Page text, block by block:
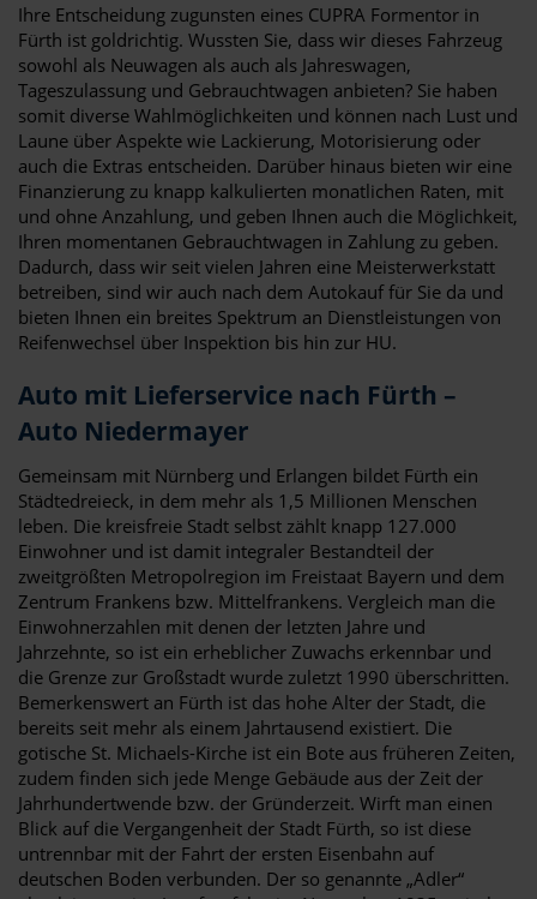
Ihre Entscheidung zugunsten eines CUPRA Formentor in
Fürth ist goldrichtig. Wussten Sie, dass wir dieses Fahrzeug
sowohl als Neuwagen als auch als Jahreswagen,
Tageszulassung und Gebrauchtwagen anbieten? Sie haben
somit diverse Wahlmöglichkeiten und können nach Lust und
Laune über Aspekte wie Lackierung, Motorisierung oder
auch die Extras entscheiden. Darüber hinaus bieten wir eine
Finanzierung zu knapp kalkulierten monatlichen Raten, mit
und ohne Anzahlung, und geben Ihnen auch die Möglichkeit,
Ihren momentanen Gebrauchtwagen in Zahlung zu geben.
Dadurch, dass wir seit vielen Jahren eine Meisterwerkstatt
betreiben, sind wir auch nach dem Autokauf für Sie da und
bieten Ihnen ein breites Spektrum an Dienstleistungen von
Reifenwechsel über Inspektion bis hin zur HU.
Auto mit Lieferservice nach Fürth –
Auto Niedermayer
Gemeinsam mit Nürnberg und Erlangen bildet Fürth ein
Städtedreieck, in dem mehr als 1,5 Millionen Menschen
leben. Die kreisfreie Stadt selbst zählt knapp 127.000
Einwohner und ist damit integraler Bestandteil der
zweitgrößten Metropolregion im Freistaat Bayern und dem
Zentrum Frankens bzw. Mittelfrankens. Vergleich man die
Einwohnerzahlen mit denen der letzten Jahre und
Jahrzehnte, so ist ein erheblicher Zuwachs erkennbar und
die Grenze zur Großstadt wurde zuletzt 1990 überschritten.
Bemerkenswert an Fürth ist das hohe Alter der Stadt, die
bereits seit mehr als einem Jahrtausend existiert. Die
gotische St. Michaels-Kirche ist ein Bote aus früheren Zeiten,
zudem finden sich jede Menge Gebäude aus der Zeit der
Jahrhundertwende bzw. der Gründerzeit. Wirft man einen
Blick auf die Vergangenheit der Stadt Fürth, so ist diese
untrennbar mit der Fahrt der ersten Eisenbahn auf
deutschen Boden verbunden. Der so genannte „Adler“